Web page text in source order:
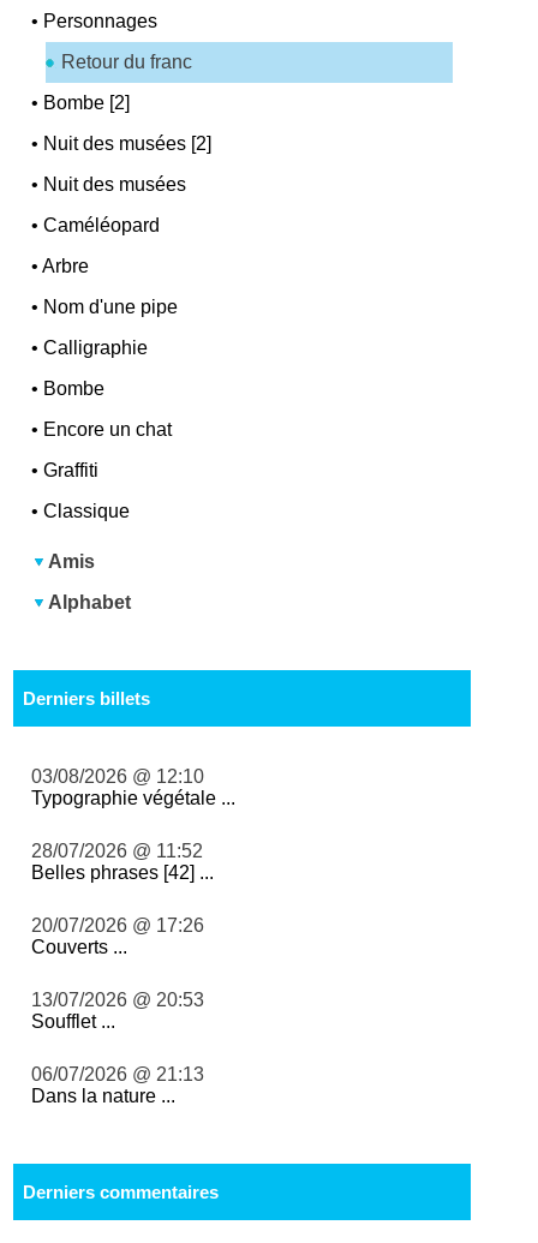
• Personnages
Retour du franc
• Bombe [2]
• Nuit des musées [2]
• Nuit des musées
•Caméléopard
•Arbre
• Nom d'une pipe
•Calligraphie
• Bombe
• Encore un chat
•Graffiti
•Classique
Amis
Alphabet
Derniers billets
03/08/2026 @ 12:10
Typographie végétale ...
28/07/2026 @ 11:52
Belles phrases [42] ...
20/07/2026 @ 17:26
Couverts ...
13/07/2026 @ 20:53
Soufflet ...
06/07/2026 @ 21:13
Dans la nature ...
Derniers commentaires